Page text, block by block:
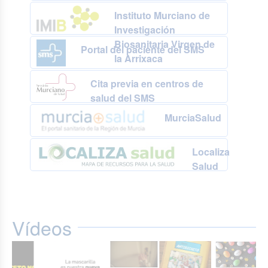
Instituto Murciano de
Investigación
Biosanitaria Virgen de
la Arrixaca
Portal del paciente del SMS
Cita previa en centros de
salud del SMS
MurciaSalud
Localiza
Salud
Vídeos